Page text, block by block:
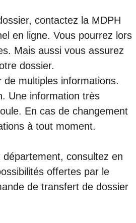
contactez la MDPH
en ligne. Vous pourrez lors
Mais aussi vous assurez
dossier.
multiples informations.
Une information très
En cas de changement
à tout moment.
département, consultez en
offertes par le
de transfert de dossier